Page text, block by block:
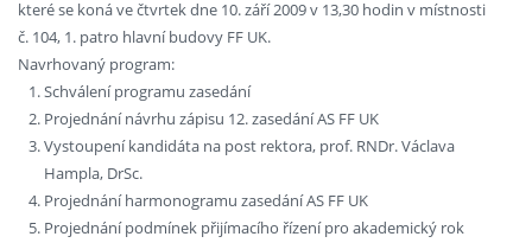
které se koná ve čtvrtek dne 10. září 2009 v 13,30 hodin v místnosti
č. 104, 1. patro hlavní budovy FF UK.
Navrhovaný program:
Schválení programu zasedání
Projednání návrhu zápisu 12. zasedání AS FF UK
Vystoupení kandidáta na post rektora, prof. RNDr. Václava
Hampla, DrSc.
Projednání harmonogramu zasedání AS FF UK
Projednání podmínek přijímacího řízení pro akademický rok